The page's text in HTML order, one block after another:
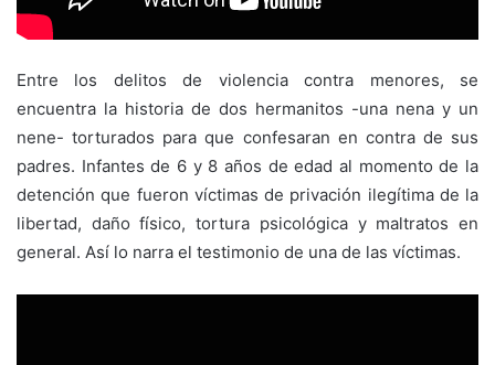
Entre los delitos de violencia contra menores, se
encuentra la historia de dos hermanitos -una nena y un
nene- torturados para que confesaran en contra de sus
padres. Infantes de 6 y 8 años de edad al momento de la
detención que fueron víctimas de privación ilegítima de la
libertad, daño físico, tortura psicológica y maltratos en
general. Así lo narra el testimonio de una de las víctimas.